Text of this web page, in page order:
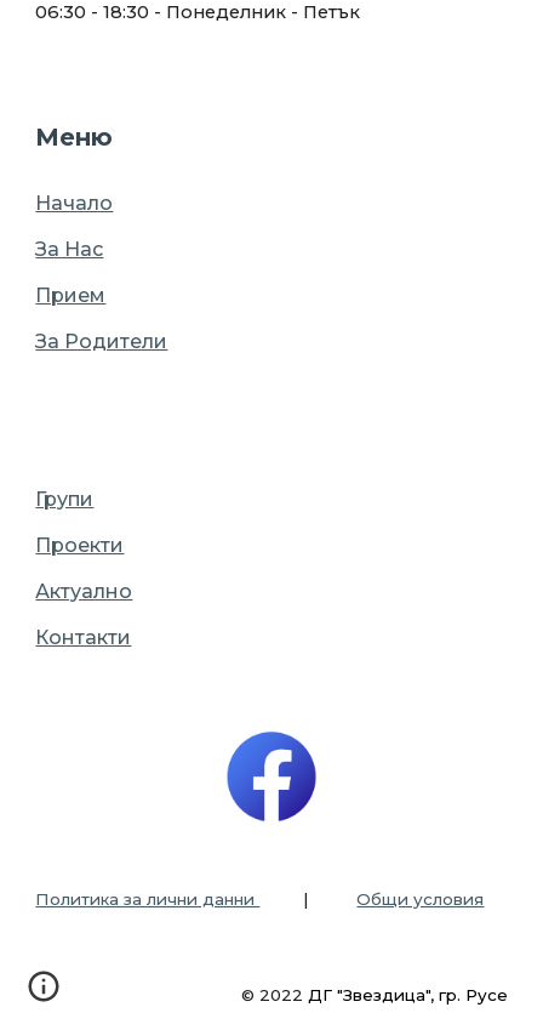
06:30 - 18:30 - Понеделник - Петък
Меню
Начало
За Нас
Прием
За Родители
Групи
Проекти
Актуално
Контакти
Политика за лични данни |Общи условия
© 2022 ДГ "Звездица", гр. Русе